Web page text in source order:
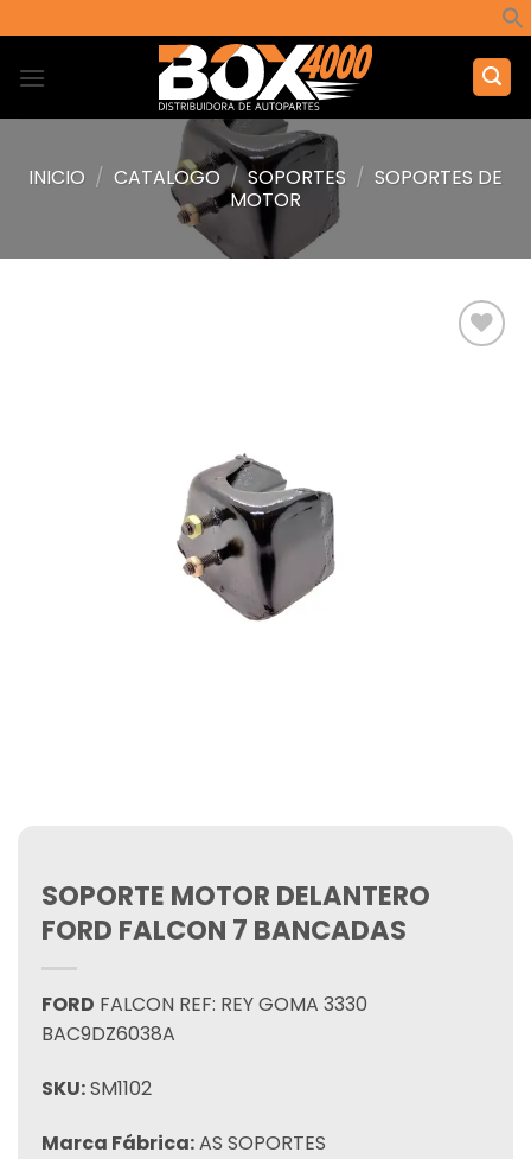
al
contenido
INICIO / CATALOGO / SOPORTES / SOPORTES DE
MOTOR
SOPORTE MOTOR DELANTERO
FORD FALCON 7 BANCADAS
FORD FALCON REF: REY GOMA 3330
BAC9DZ6038A
SKU:SM1102
Marca Fábrica:AS SOPORTES